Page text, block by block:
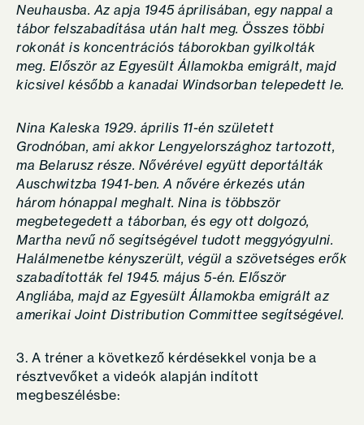
Neuhausba. Az apja 1945 áprilisában, egy nappal a
tábor felszabadítása után halt meg. Összes többi
rokonát is koncentrációs táborokban gyilkolták
meg. Először az Egyesült Államokba emigrált, majd
kicsivel később a kanadai Windsorban telepedett le.
Nina Kaleska 1929. április 11-én született
Grodnóban, ami akkor Lengyelországhoz tartozott,
ma Belarusz része. Nővérével együtt deportálták
Auschwitzba 1941-ben. A nővére érkezés után
három hónappal meghalt. Nina is többször
megbetegedett a táborban, és egy ott dolgozó,
Martha nevű nő segítségével tudott meggyógyulni.
Halálmenetbe kényszerült, végül a szövetséges erők
szabadították fel 1945. május 5-én. Először
Angliába, majd az Egyesült Államokba emigrált az
amerikai Joint Distribution Committee segítségével.
3. A tréner a következő kérdésekkel vonja be a
résztvevőket a videók alapján indított
megbeszélésbe: